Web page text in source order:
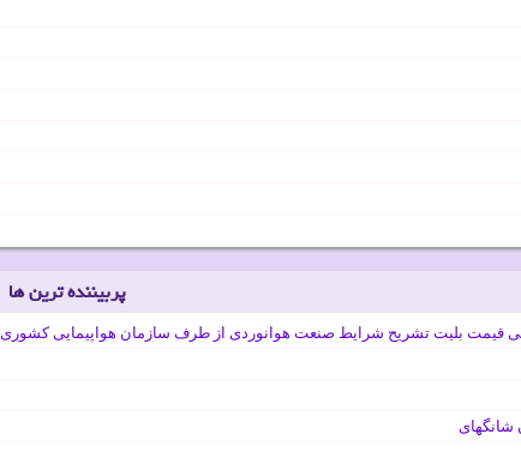
پربیننده ترین ها
قیمت بلیت تشریح شرایط صنعت هوانوردی از طرف سازمان هواپیمایی کشوری
شانگهای